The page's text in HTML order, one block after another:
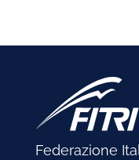
Federazione